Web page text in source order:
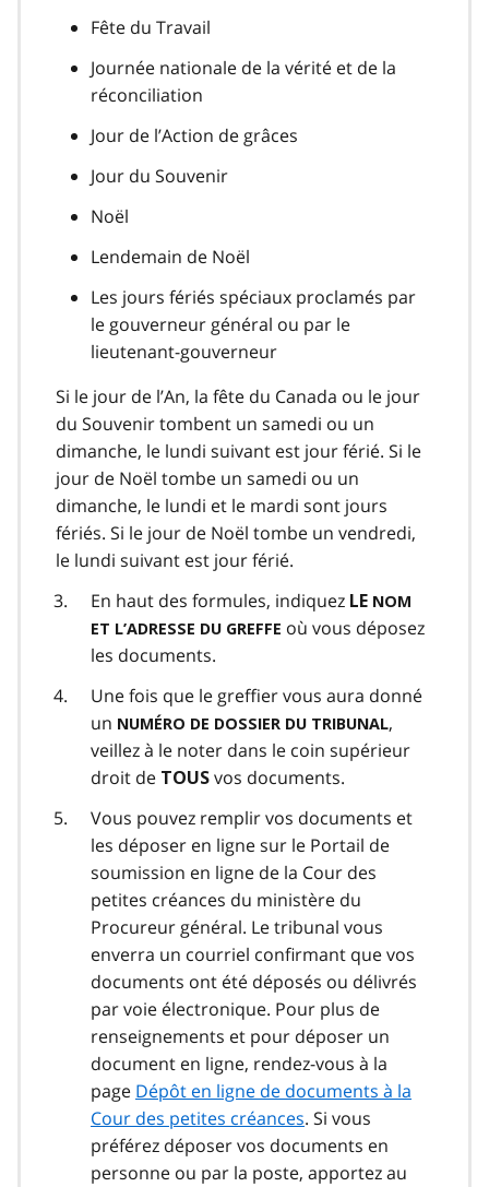
Fête du Travail
Journée nationale de la vérité et de la
réconciliation
Jour de l’Action de grâces
Jour du Souvenir
Noël
Lendemain de Noël
Les jours fériés spéciaux proclamés par
le gouverneur général ou par le
lieutenant-gouverneur
Si le jour de l’An, la fête du Canada ou le jour
du Souvenir tombent un samedi ou un
dimanche, le lundi suivant est jour férié. Si le
jour de Noël tombe un samedi ou un
dimanche, le lundi et le mardi sont jours
fériés. Si le jour de Noël tombe un vendredi,
le lundi suivant est jour férié.
En haut des formules, indiquez LE NOM
ET L’ADRESSE DU GREFFE où vous déposez
les documents.
Une fois que le greffier vous aura donné
un NUMÉRO DE DOSSIER DU TRIBUNAL,
veillez à le noter dans le coin supérieur
droit de TOUS vos documents.
Vous pouvez remplir vos documents et
les déposer en ligne sur le Portail de
soumission en ligne de la Cour des
petites créances du ministère du
Procureur général. Le tribunal vous
enverra un courriel confirmant que vos
documents ont été déposés ou délivrés
par voie électronique. Pour plus de
renseignements et pour déposer un
document en ligne, rendez-vous à la
page Dépôt en ligne de documents à la
Cour des petites créances. Si vous
préférez déposer vos documents en
personne ou par la poste, apportez au